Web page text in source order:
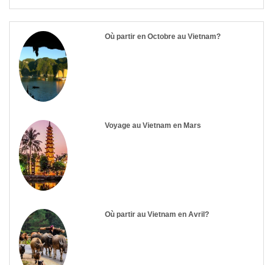
Où partir en Octobre au Vietnam?
Voyage au Vietnam en Mars
Où partir au Vietnam en Avril?